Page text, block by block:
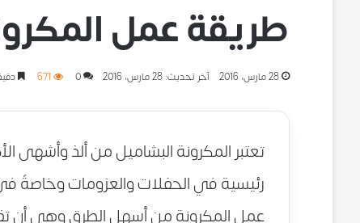
طريقة عمل
28 مارس، 2016 آخر تحديث: 28 مارس، 2016 0
671
تعتبر المكرونة البشاميل من ألذ وأشهى
رئيسية في الحفلات والعزومات وخاصةً
عمل المكرونة من أسهل الطرق وهي أن